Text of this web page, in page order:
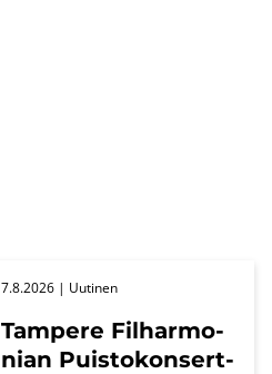
Tam­pe­re Fil­har­mo­
nian Puis­to­kon­sert­
7.8.2026 | Uu­ti­nen